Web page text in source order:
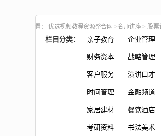
置： 优选视频教程资源整合网 >名师讲座 > 股票
栏目分类： 亲子教育 企业管理
财务资本 战略管理
客户服务 演讲口才
时间管理 金融频道
家居建材 餐饮酒店
考研资料 书法美术